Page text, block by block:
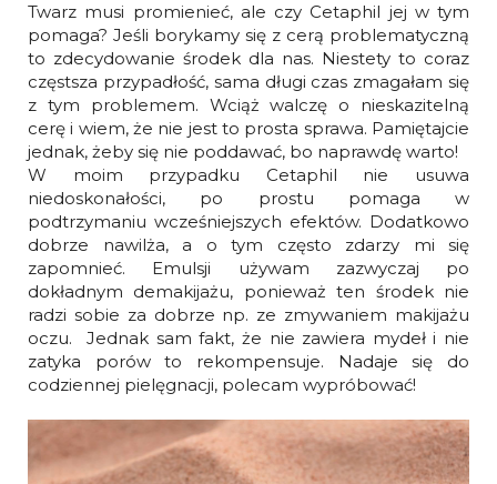
Twarz musi promienieć, ale czy Cetaphil jej w tym
pomaga? Jeśli borykamy się z cerą problematyczną
to zdecydowanie środek dla nas. Niestety to coraz
częstsza przypadłość, sama długi czas zmagałam się
z tym problemem. Wciąż walczę o nieskazitelną
cerę i wiem, że nie jest to prosta sprawa. Pamiętajcie
jednak, żeby się nie poddawać, bo naprawdę warto!
W moim przypadku Cetaphil nie usuwa
niedoskonałości, po prostu pomaga w
podtrzymaniu wcześniejszych efektów. Dodatkowo
dobrze nawilża, a o tym często zdarzy mi się
zapomnieć. Emulsji używam zazwyczaj po
dokładnym demakijażu, ponieważ ten środek nie
radzi sobie za dobrze np. ze zmywaniem makijażu
oczu. Jednak sam fakt, że nie zawiera mydeł i nie
zatyka porów to rekompensuje. Nadaje się do
codziennej pielęgnacji, polecam wypróbować!